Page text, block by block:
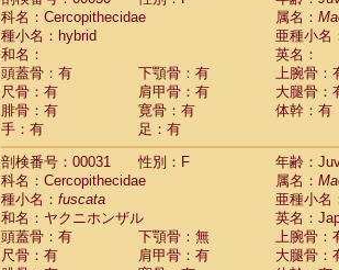
PitheciidaeCallicebus cupreus(2)
Pitheciidae Callicebus donacophilus(0)
Pitheciidae Callicebus moloch(0)
Pitheciidae Callicebus torquatus(0)
Pitheciidae Callicebus
Pitheciidae Chiropotes satanas
Pitheciidae Pithecia monachus
Pitheciidae Pithecia pithecia (0)
Cercopithecidae Cercocebus agilis (0)
Cercopithecidae
Cercocebus
Cercopithecidae
Cercocebus
CercopithecidaeCercocebus
CercopithecidaeCercocebus
科名：Cercopithecidae
属名：
種小名：hybrid
亜種小名
和名：
英名：
頭蓋骨：有
下顎骨：有
上腕骨：
尺骨：有
肩甲骨：有
大腿骨：
腓骨：有
寛骨：有
体幹：有
手：有
足：有
剖検番号：00031
性別：F
年齢：
科名：Cercopithecidae
属名：
種小名： fuscata
亜種小名
和名：ヤクニホンザル
英名：
頭蓋骨：有
下顎骨：無
上腕骨：
尺骨：有
肩甲骨：有
大腿骨：